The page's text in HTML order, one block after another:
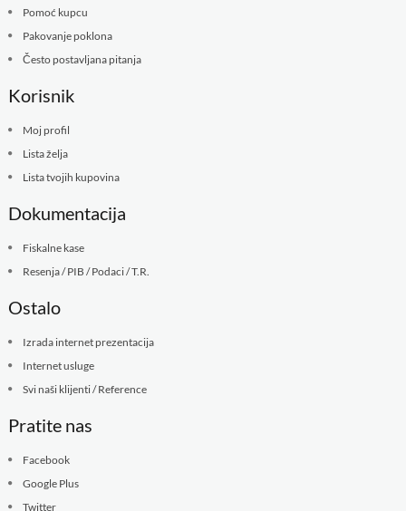
Pomoć kupcu
Pakovanje poklona
Često postavljana pitanja
Korisnik
Moj profil
Lista želja
Lista tvojih kupovina
Dokumentacija
Fiskalne kase
Resenja / PIB / Podaci / T.R.
Ostalo
Izrada internet prezentacija
Internet usluge
Svi naši klijenti / Reference
Pratite nas
Facebook
Google Plus
Twitter